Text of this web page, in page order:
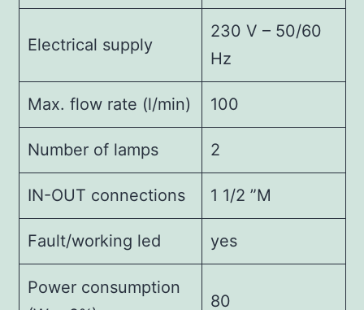
Electrical supply
230 V – 50/60
Hz
Max. flow rate (l/min) 100
Number of lamps 2
IN-OUT connections 1 1/2 ”M
Fault/working led yes
Power consumption
80